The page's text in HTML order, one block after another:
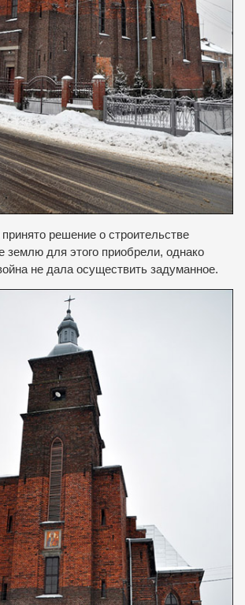
решение о строительстве
землю для этого приобрели, однако
не дала осуществить задуманное.